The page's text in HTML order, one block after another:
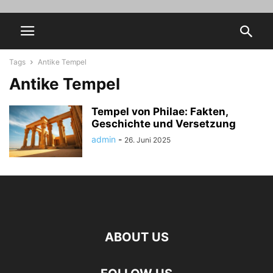
Tags Antike Tempel
Antike Tempel
Tempel von Philae: Fakten,
Geschichte und Versetzung
admin - 26. Juni 2025
ABOUT US